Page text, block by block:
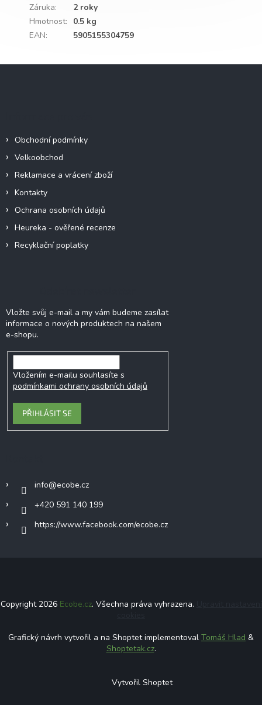
Záruka:
2 roky
Hmotnost:
0.5 kg
EAN: 5905155304759
Obchodní podmínky
Velkoobchod
Reklamace a vrácení zboží
Kontakty
Ochrana osobních údajů
Heureka - ověřené recenze
Recyklační poplatky
Vložte svůj e-mail a my vám budeme zasílat
informace o nových produktech na našem
e-shopu.
Vložením e-mailu souhlasíte s
podmínkami ochrany osobních údajů
PŘIHLÁSIT SE
info@ecobe.cz
+420 591 140 199
https://www.facebook.com/ecobe.cz
Copyright 2026 Ecobe.cz. Všechna práva vyhrazena.
Grafický návrh vytvořil a na Shoptet implementoval Tomáš Hlad &
Shoptetak.cz.
Vytvořil Shoptet